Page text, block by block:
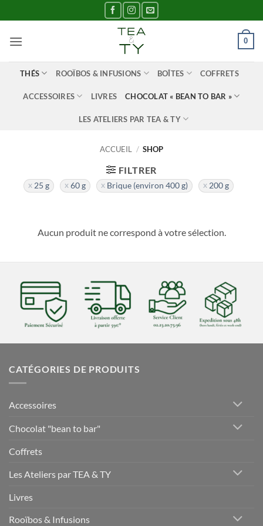
au
contenu
0
THÉS ROOÏBOS & INFUSIONS BOÎTES COFFRETS
ACCESSOIRES LIVRES CHOCOLAT « BEAN TO BAR »
LES ATELIERS PAR TEA & TY
ACCUEIL / SHOP
FILTRER
25 g 60 g Brique (environ 400 g) 200 g
Aucun produit ne correspond à votre sélection.
CATÉGORIES DE PRODUITS
Accessoires
Chocolat "bean to bar"
Coffrets
Les Ateliers par TEA & TY
Livres
Rooïbos & Infusions